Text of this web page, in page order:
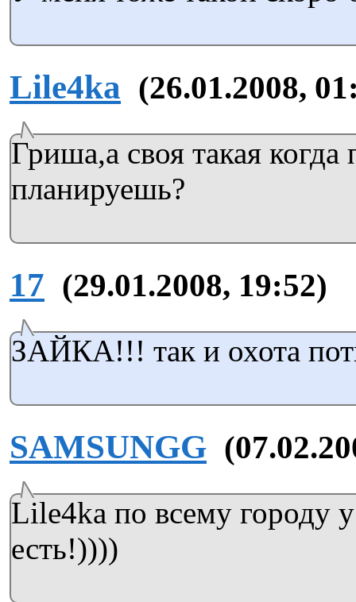
Lile4ka (26.01.2008,
Гриша,а своя такая когда
планируешь?
17 (29.01.2008, 19:52)
ЗАЙКА!!! так и охота
SAMSUNGG
Lile4ka по всему городу
есть!))))